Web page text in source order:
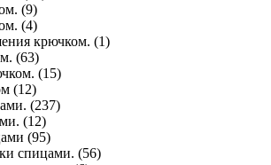
(9)
(4)
крючком. (1)
(63)
(15)
(12)
(237)
(12)
(95)
спицами. (56)